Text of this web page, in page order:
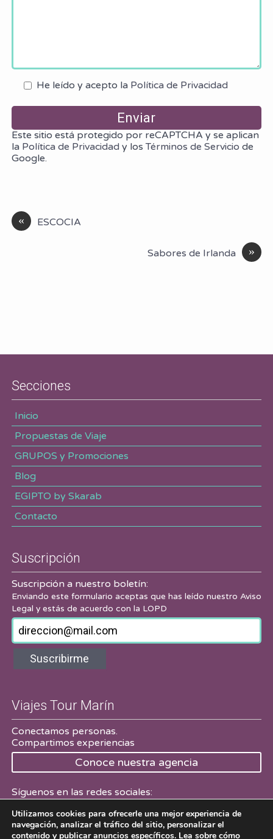
He leído y acepto la Política de Privacidad
Este sitio está protegido por reCAPTCHA y se aplican
la Política de Privacidad y losTérminos de Servicio de
Google.
« ESCOCIA
»
Sabores de Irlanda
Secciones
Inicio
Propuestas de Viaje
GRUPOS y Promociones
Blog
EGIPTO by Skarab
Contacto
Suscripción
Suscripción a nuestro boletín:
Enviando este formulario aceptas que has leído nuestro Aviso
Legal y estás de acuerdo con la LOPD
Suscribirme
Viajes Tour Marín
Conectamos personas.
Compartimos experiencias
Conoce nuestra agencia
Síguenos en las redes sociales:
Facebook Twitter
Utilizamos cookies para ofrecerle una mejor experiencia de
navegación, analizar el tráfico del sitio, personalizar el
contenido y publicar anuncios específicos. Lea sobre cómo